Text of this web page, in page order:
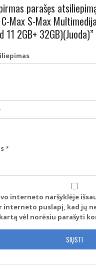
parašęs
Max S-Max
11 2GB+ 32GB)(Juoda)”
*
interneto naršyklėje
interneto puslapį, kad jų
vėl norėsiu parašyti